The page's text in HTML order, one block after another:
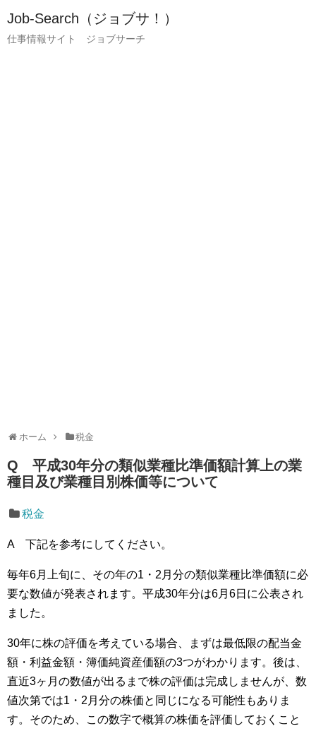
Job-Search（ジョブサ！）
仕事情報サイト ジョブサーチ
ホーム 税金
Q 平成30年分の類似業種比準価額計算上の業
種目及び業種目別株価等について
税金
A 下記を参考にしてください。
毎年6月上旬に、その年の1・2月分の類似業種比準価額に必
要な数値が発表されます。平成30年分は6月6日に公表され
ました。
30年に株の評価を考えている場合、まずは最低限の配当金
額・利益金額・簿価純資産価額の3つがわかります。後は、
直近3ヶ月の数値が出るまで株の評価は完成しませんが、数
値次第では1・2月分の株価と同じになる可能性もありま
す。そのため、この数字で概算の株価を評価しておくこと